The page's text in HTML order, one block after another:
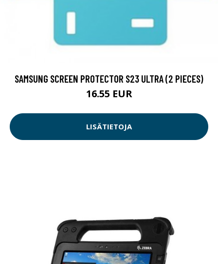
SAMSUNG SCREEN PROTECTOR S23 ULTRA (2 PIECES)
16.55 EUR
LISÄTIETOJA